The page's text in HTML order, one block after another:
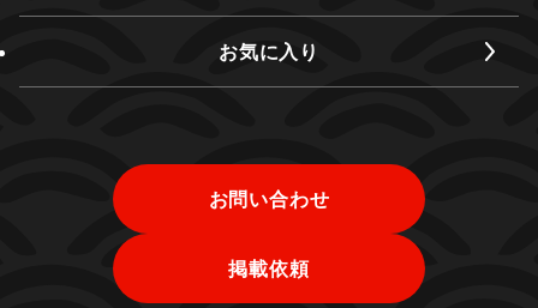
お気に入り
お問い合わせ
掲載依頼